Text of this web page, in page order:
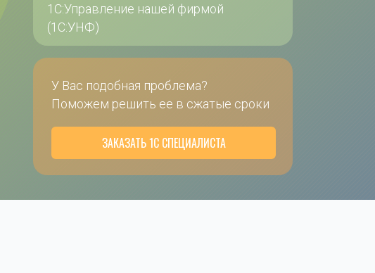
1С:Управление нашей фирмой
(1С:УНФ)
У Вас подобная проблема?
Поможем решить ее в сжатые сроки
ЗАКАЗАТЬ 1С СПЕЦИАЛИСТА